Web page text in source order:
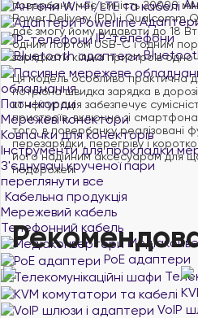
IP-телефони
обладнання
Патч-корди
Мережеві конектори
Ковпачки для конекторів
Інструменти для прокладки
З'єднувачі крученої пари
переглянути все
Кабельна продукція
Мережевий кабель
Телефонний кабель
PoE адаптери
VoIP
повербанк має ємність 20000 мАг
Power Delivery (PD) і Qualcomm
дає змогу йому видавати до 18
одним портом USB-C і одним
заряджати кілька пристроїв
Ця модель особливо практична
потрібна швидка зарядка в
конфігурація забезпечує
пристроїв, включно зі
того, в повербанку реалізовані
перезарядки, перегріву і
його надійним аксесуаром для
подорожей.